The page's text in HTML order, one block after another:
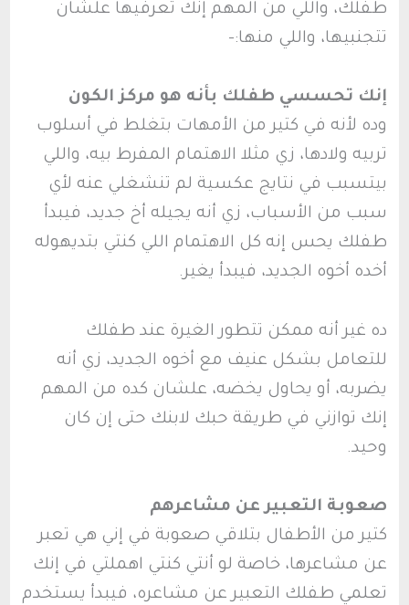
طفلك، واللي من المهم إنك تعرفيها علشان
تتجنبيها، واللي منها:-
إنك تحسسي طفلك بأنه هو مركز الكون
وده لأنه في كتير من الأمهات بتغلط في أسلوب
تربيه ولادها، زي مثلا الاهتمام المفرط بيه، واللي
بيتسبب في نتايج عكسية لم تنشغلي عنه لأي
سبب من الأسباب، زي أنه يجيله أخ جديد، فيبدأ
طفلك يحس إنه كل الاهتمام اللي كنتي بتديهوله
أخده أخوه الجديد، فيبدأ يغير.
ده غير أنه ممكن تتطور الغيرة عند طفلك
للتعامل بشكل عنيف مع أخوه الجديد، زي أنه
يضربه، أو يحاول يخضه، علشان كده من المهم
إنك توازني في طريقة حبك لابنك حتى إن كان
وحيد.
صعوبة التعبير عن مشاعرهم
كتير من الأطفال بتلاقي صعوبة في إني هي تعبر
عن مشاعرها، خاصة لو أنتي كنتي اهملتي في إنك
تعلمي طفلك التعبير عن مشاعره، فيبدأ يستخدم